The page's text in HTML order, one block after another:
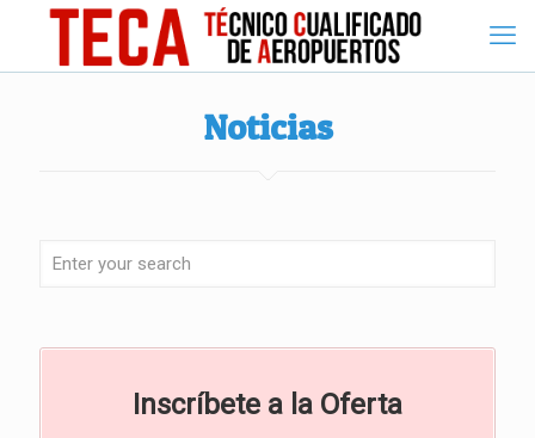
Noticias
Inscríbete a la Oferta